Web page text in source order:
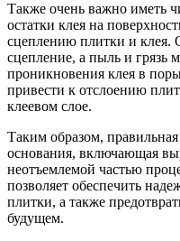
Также очень важно иметь
остатки клея на
сцеплению плитки и клея.
сцепление, а пыль и грязь
проникновения клея в
привести к отслоению
клеевом слое.
Таким образом,
основания, включающая
неотъемлемой частью
позволяет обеспечить
плитки, а также
будущем.